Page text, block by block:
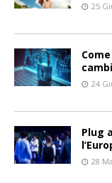
25
24
Plug
28